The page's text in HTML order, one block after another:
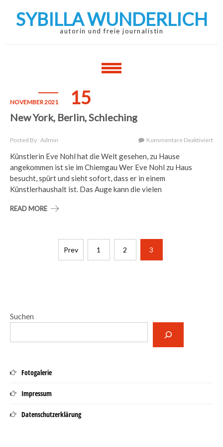
navigation
contentSYBILLA WUNDERLICH
autorin und freie journalistin
NOVEMBER 2021 15
New York, Berlin, Schleching
Posted By : Admin Kommentare DeaktiviertFür
Künstlerin Eve Nohl hat die Welt gesehen, zu Hause
angekommen ist sie im Chiemgau Wer Eve Nohl zu Haus
besucht, spürt und sieht sofort, dass er in einem
Künstlerhaushalt ist. Das Auge kann die vielen
READ MORE
Seitennummerierung
Prev 1 2 3
Suchen
Fotogalerie
Impressum
Datenschutzerklärung